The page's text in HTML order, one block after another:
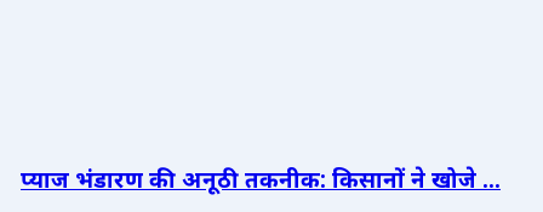
प्याज भंडारण की अनूठी तकनीक: किसानों ने खोजे ...